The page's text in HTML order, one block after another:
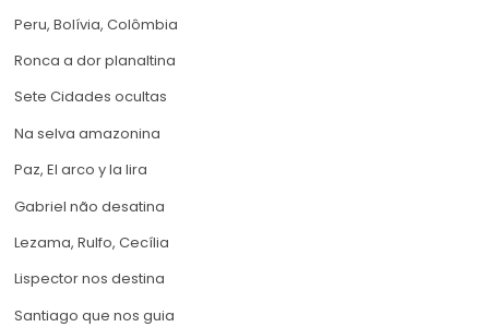
Peru, Bolívia, Colômbia
Ronca a dor planaltina
Sete Cidades ocultas
Na selva amazonina
Paz, El arco y la lira
Gabriel não desatina
Lezama, Rulfo, Cecília
Lispector nos destina
Santiago que nos guia